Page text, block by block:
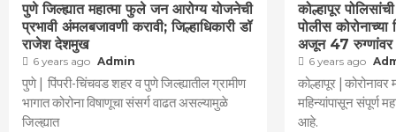
पुणे जिल्ह्यात महात्मा फुले जन आरोग्य योजनेची
प्रभावी अंमलबजावणी करावी; जिल्हाधिकारी डॉ
राजेश देशमुख
6 years ago Admin
पुणे | पिंपरी-चिंचवड शहर व पुणे जिल्ह्यातील ग्रामीण
भागात कोरोना विषाणूचा संसर्ग वाढत असल्यामुळे
जिल्ह्यात
कोल्हापूर
पोलीस
अजून 47
6 years ago
कोल्हापूर | कोरोनावर
महिन्यांपासून संपूर्ण
आहे.